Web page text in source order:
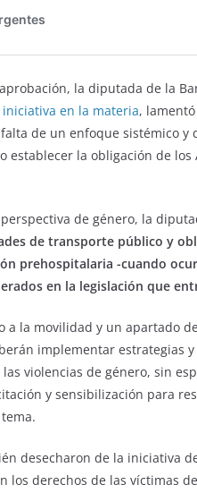
la diputada de la
en la materia,
de un enfoque sistémico y
establecer la obligación de
de género, la
de transporte público y
prehospitalaria -cuando
en la legislación que
a la movilidad y un apartado de
implementar estrategias
violencias de género, sin
y sensibilización para
desecharon de la iniciativa
los derechos de las víctimas